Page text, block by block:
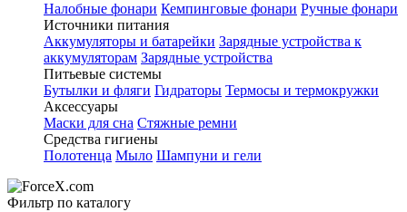
Налобные фонари Кемпинговые фонари Ручные фонари
Источники питания
Аккумуляторы и батарейки Зарядные устройства к
аккумуляторам Зарядные устройства
Питьевые системы
Бутылки и фляги Гидраторы Термосы и термокружки
Аксессуары
Маски для сна Стяжные ремни
Средства гигиены
Полотенца Мыло Шампуни и гели
Фильтр по каталогу